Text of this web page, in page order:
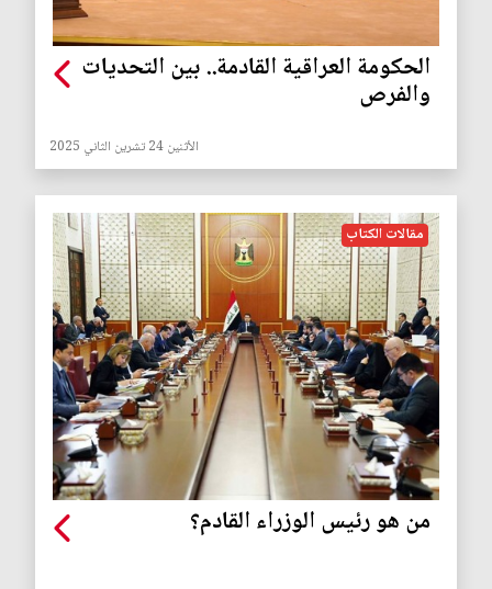
الحكومة العراقية القادمة.. بين التحديات
والفرص
الأثنين 24 تشرين الثاني 2025
مقالات الكتاب
من هو رئيس الوزراء القادم؟